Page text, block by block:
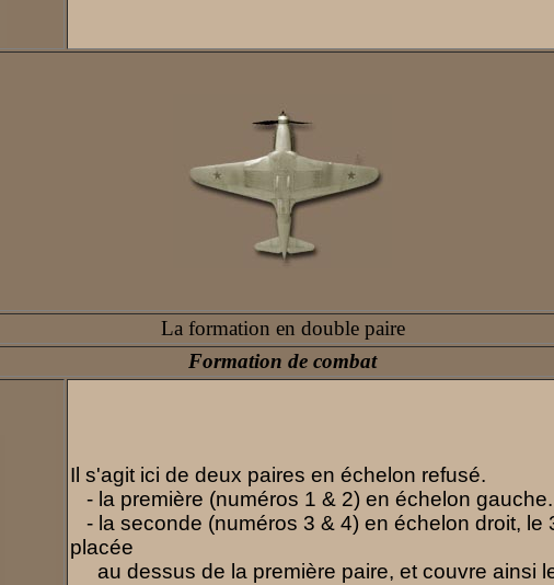
La formation en double paire
Formation de combat
Il s'agit ici de deux paires en échelon refusé.
- la première (numéros 1 & 2) en échelon gauche.
- la seconde (numéros 3 & 4) en échelon droit, le
placée
au dessus de la première paire, et couvre ainsi